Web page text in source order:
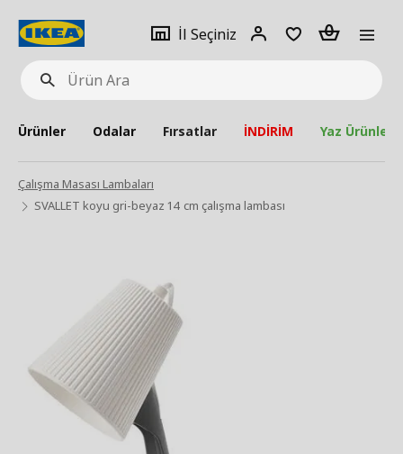
Ürün
Ara
İl Seçiniz
Giriş
Adet
Ürünler Odalar Fırsatlar İNDİRİM Yaz Ürünleri
Çalışma Masası Lambaları
SVALLET koyu gri-beyaz 14 cm çalışma lambası